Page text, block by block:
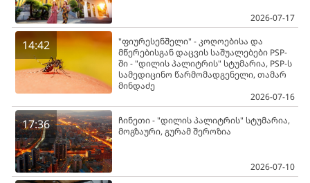
2026-07-17
14:42
"ფიურესენშელი" - კოღოებისა და
მწერებისგან დაცვის საშუალებები PSP-
ში - "დილის პალიტრის" სტუმარია, PSP-ს
სამედიცინო წარმომადგენელი, თამარ
მინდაძე
2026-07-16
17:36
ჩინეთი - "დილის პალიტრის" სტუმარია,
მოგზაური, გურამ შეროზია
2026-07-10